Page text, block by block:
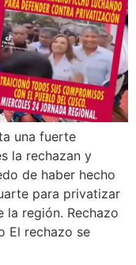
una fuerte
la rechazan y
de haber hecho
para privatizar
la región. Rechazo
El rechazo se